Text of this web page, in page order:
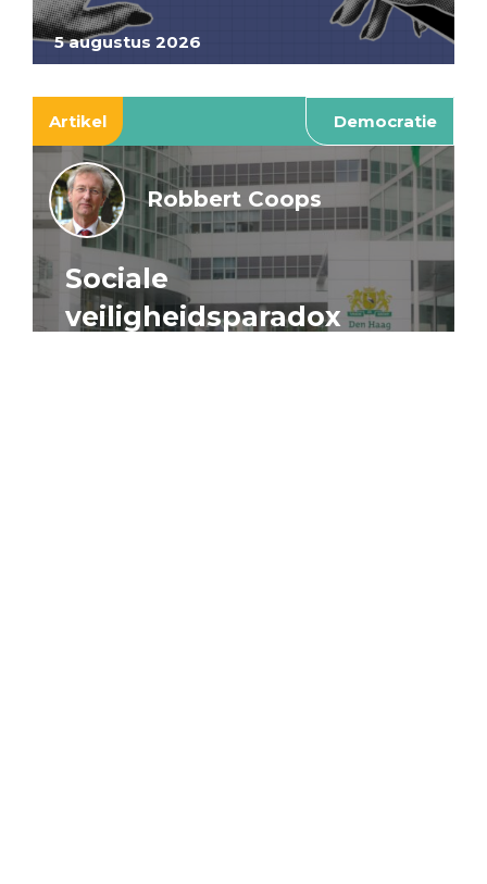
5 augustus 2026
Artikel Democratie
Robbert Coops
Sociale
veiligheidsparadox